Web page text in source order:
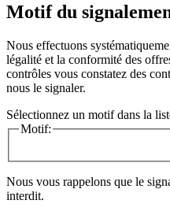
Motif du
Nous effectuons
légalité et la conformité des
contrôles vous constatez des
nous le signaler.
Sélectionnez un motif dans la
Motif:
Nous vous rappelons que le
interdit.